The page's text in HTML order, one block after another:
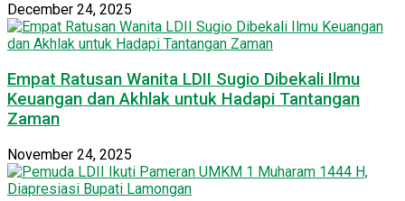
December 24, 2025
Empat Ratusan Wanita LDII Sugio Dibekali Ilmu
Keuangan dan Akhlak untuk Hadapi Tantangan
Zaman
November 24, 2025